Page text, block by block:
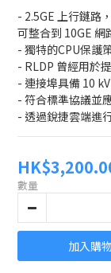
- 2.5GE 上行鏈路
可整合到 10GE 網
- 獨特的CPU保護
- RLDP 曾經用於
- 連接埠具備 10
- 符合標準協議並
- 透過銳捷雲端進
數量
加入購